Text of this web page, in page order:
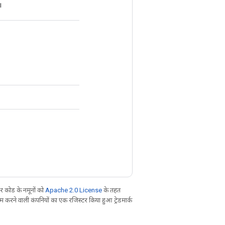
के नमूनों को Apache 2.0 License के तहत
वाली कंपनियों का एक रजिस्टर किया हुआ ट्रेडमार्क